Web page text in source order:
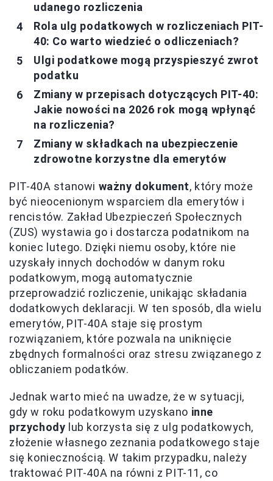
udanego rozliczenia
Rola ulg podatkowych w rozliczeniach PIT-
40: Co warto wiedzieć o odliczeniach?
Ulgi podatkowe mogą przyspieszyć zwrot
podatku
Zmiany w przepisach dotyczących PIT-40:
Jakie nowości na 2026 rok mogą wpłynąć
na rozliczenia?
Zmiany w składkach na ubezpieczenie
zdrowotne korzystne dla emerytów
PIT-40A stanowi ważny dokument, który może
być nieocenionym wsparciem dla emerytów i
rencistów. Zakład Ubezpieczeń Społecznych
(ZUS) wystawia go i dostarcza podatnikom na
koniec lutego. Dzięki niemu osoby, które nie
uzyskały innych dochodów w danym roku
podatkowym, mogą automatycznie
przeprowadzić rozliczenie, unikając składania
dodatkowych deklaracji. W ten sposób, dla wielu
emerytów, PIT-40A staje się prostym
rozwiązaniem, które pozwala na uniknięcie
zbędnych formalności oraz stresu związanego z
obliczaniem podatków.
Jednak warto mieć na uwadze, że w sytuacji,
gdy w roku podatkowym uzyskano inne
przychody lub korzysta się z ulg podatkowych,
złożenie własnego zeznania podatkowego staje
się koniecznością. W takim przypadku, należy
traktować PIT-40A na równi z PIT-11, co